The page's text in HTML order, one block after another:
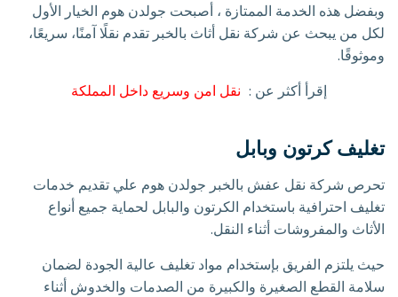
وبفضل هذه الخدمة الممتازة ، أصبحت جولدن هوم الخيار الأول
لكل من يبحث عن شركة نقل أثاث بالخبر تقدم نقلًا آمنًا، سريعًا،
وموثوقًا.
إقرأ أكثر عن : نقل امن وسريع داخل المملكة
تغليف كرتون وبابل
تحرص شركة نقل عفش بالخبر جولدن هوم علي تقديم خدمات
تغليف احترافية باستخدام الكرتون والبابل لحماية جميع أنواع
الأثاث والمفروشات أثناء النقل.
حيث يلتزم الفريق بإستخدام مواد تغليف عالية الجودة لضمان
سلامة القطع الصغيرة والكبيرة من الصدمات والخدوش أثناء